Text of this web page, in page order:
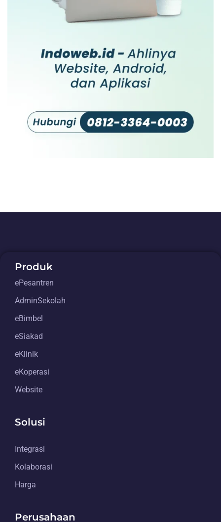
Produk
ePesantren
AdminSekolah
eBimbel
eSiakad
eKlinik
eKoperasi
Website
Solusi
Integrasi
Kolaborasi
Harga
Perusahaan